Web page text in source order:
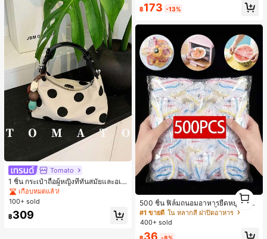
Tomato
1 ชิ้น กระเป๋าถือผู้หญิงที่ทันสมัยและอเน
กประสงค์, กระเป๋าสะพายข้างรูปพระจัน
ทร์เสี้ยวที่น่ารัก, สายสะพายปรับได้, ไม่ร
วมจี้, เหมาะสำหรับผู้หญิงวัยรุ่น - การเ
ดินทาง, การช้อปปิ้ง, ห้องเรียน, การเด
ท, ของขวัญสำหรับผู้หญิง, สำนักงาน, ก
เกือบหมดแล้ว!
100+ sold
฿309
฿173 -13%
500 ชิ้น ฟิล์มถนอมอาหารยืดหยุ่น - ฝา
ครอบจานใสยืดหยุ่น, ใช้ซ้ำได้, หลากห
ลายฟังก์ชัน, ไม่มีกลิ่น, ป้องกันฝุ่น เหมา
าะกับขนาดจานทุกขนาด, สิ่งจำเป็นสำ
#1 ขายดี ใน หลากสี ฝาปิดอาหาร
400+ sold
฿36 -8%
1